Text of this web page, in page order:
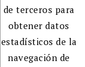
de terceros para
obtener datos
estadísticos de la
navegación de